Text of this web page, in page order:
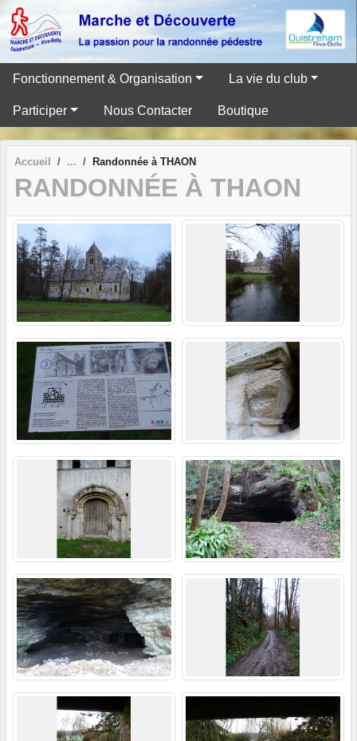
Fonctionnement & Organisation La vie du club
Participer Nous Contacter Boutique
Accueil Randonnée à THAON
RANDONNÉE À THAON
Panneau de gestion des cookies